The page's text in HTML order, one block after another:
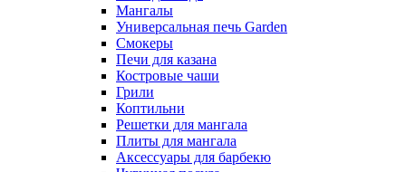
Мангалы
Универсальная печь Garden
Смокеры
Печи для казана
Костровые чаши
Грили
Коптильни
Решетки для мангала
Плиты для мангала
Аксессуары для барбекю